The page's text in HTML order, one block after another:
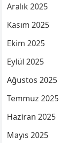
Aralık 2025
Kasım 2025
Ekim 2025
Eylül 2025
Ağustos 2025
Temmuz 2025
Haziran 2025
Mayıs 2025